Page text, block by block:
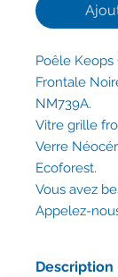
Poêle Keops
Frontale
NM739A.
Vitre grille
Verre
Ecoforest.
Vous avez
Appelez-
Description